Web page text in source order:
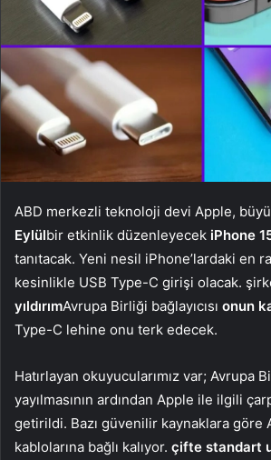
ABD merkezli teknoloji devi Apple,
Eylülbir etkinlik düzenleyecek iPhone
tanıtacak. Yeni nesil iPhone’lardaki en
kesinlikle USB Type-C girişi olacak.
yıldırımAvrupa Birliği bağlayıcısı onun
Type-C lehine onu terk edecek.
Hatırlayan okuyucularımız var; Avrupa
yayılmasının ardından Apple ile ilgili
getirildi. Bazı güvenilir kaynaklara göre
kablolarına bağlı kalıyor. çifte standart